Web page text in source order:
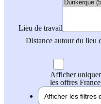
Lieu de travail
Distance autour du lieu
Afficher
les offres
Afficher les filtres